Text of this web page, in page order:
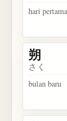
hari
朔
さく
bulan baru